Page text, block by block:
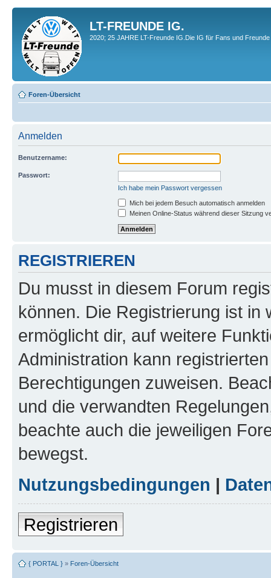
LT-FREUNDE IG.
2020; 25 JAHRE LT-Freunde IG.Die IG für Fans und
Foren-Übersicht
Anmelden
Benutzername:
Passwort:
Ich habe mein Passwort vergessen
Mich bei jedem Besuch automatisch anmelden
Meinen Online-Status während dieser Sitzung
REGISTRIEREN
Du musst in diesem Forum
können. Die Registrierung ist in
ermöglicht dir, auf weitere
Administration kann
Berechtigungen zuweisen.
und die verwandten
beachte auch die jeweiligen
bewegst.
Nutzungsbedingungen |
Registrieren
{ PORTAL } » Foren-Übersicht